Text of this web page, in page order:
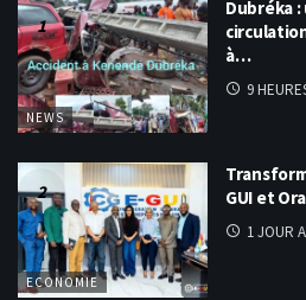
NEWS
Dubréka
à…
9
ECONOMIE
GUI et
1 JOUR